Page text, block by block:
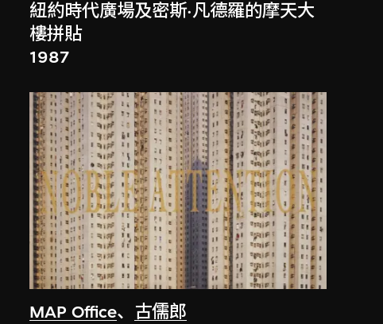
紐約時代廣場及密斯·凡德羅的摩天大
樓拼貼
1987
MAP Office、 古儒郎